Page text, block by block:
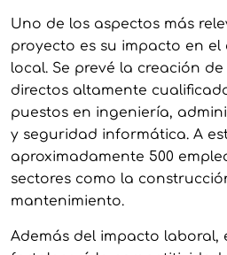
Uno de los aspectos más
proyecto es su impacto en
local. Se prevé la creación de
directos altamente
puestos en ingeniería,
y seguridad informática. A
aproximadamente 500
sectores como la
mantenimiento.
Además del impacto laboral,